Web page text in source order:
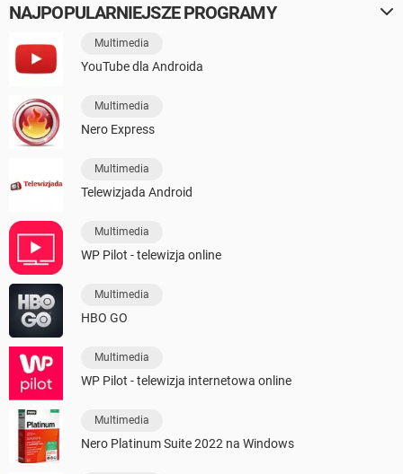
NAJPOPULARNIEJSZE PROGRAMY
Multimedia
YouTube dla Androida
Multimedia
Nero Express
Multimedia
Telewizjada Android
Multimedia
WP Pilot - telewizja online
Multimedia
HBO GO
Multimedia
WP Pilot - telewizja internetowa online
Multimedia
Nero Platinum Suite 2022 na Windows